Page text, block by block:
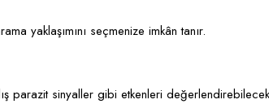
yaklaşımını seçmenize imkân tanır.
parazit sinyaller gibi etkenleri